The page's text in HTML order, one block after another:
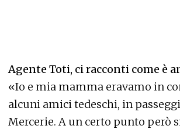
Agente Toti, ci racconti come è
«Io e mia mamma eravamo in
alcuni amici tedeschi, in
Mercerie. A un certo punto però